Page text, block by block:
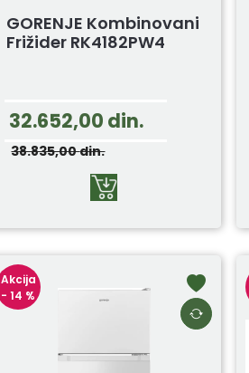
GORENJE Kombinovani
Frižider RK4182PW4
32.652,00 din.
38.835,00din.
Akcija
- 14 %